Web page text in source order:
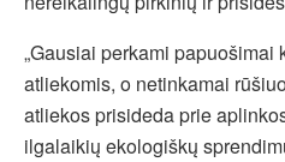
„Gausiai perkami
atliekomis, o netinkamai
atliekos prisideda prie
ilgalaikių ekologiškų